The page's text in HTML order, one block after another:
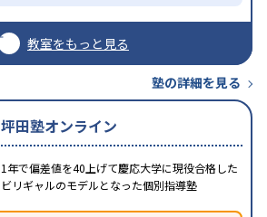
教室をもっと見る
塾の詳細を見る
坪田塾オンライン
1年で偏差値を40上げて慶応大学に現役合格した
ビリギャルのモデルとなった個別指導塾